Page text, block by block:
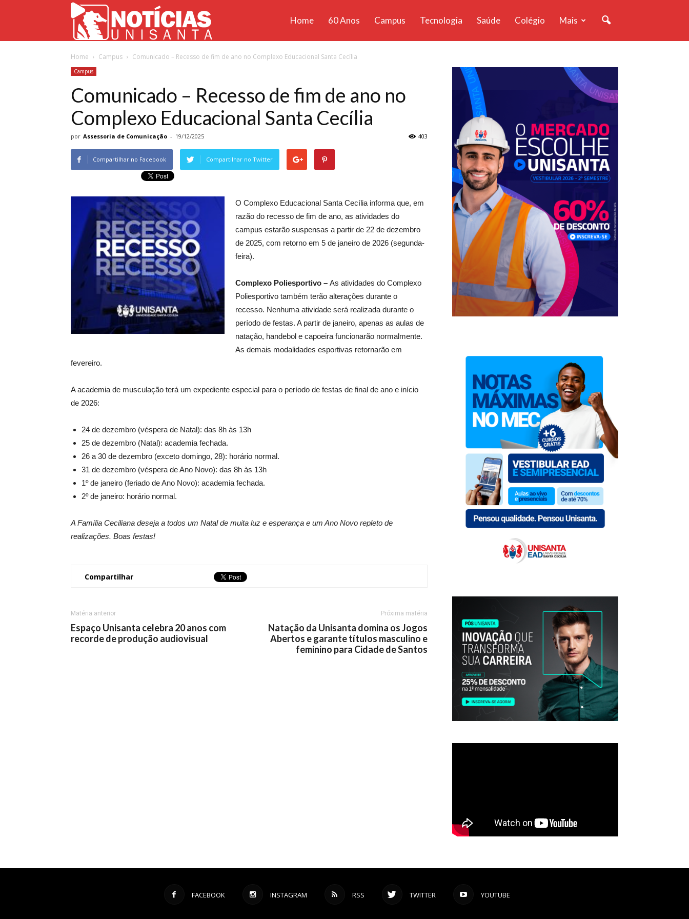
Unisanta
Home 60 Anos Campus Tecnologia Saúde Colégio Mais
Home Campus Comunicado – Recesso de fim de ano no Complexo Educacional Santa Cecília
Campus
Comunicado – Recesso de fim de ano no
Complexo Educacional Santa Cecília
por Assessoria de Comunicação - 19/12/2025 403
Compartilhar no Facebook Compartilhar no Twitter
O Complexo Educacional Santa Cecília informa que, em
razão do recesso de fim de ano, as atividades do
campus estarão suspensas a partir de 22 de dezembro
de 2025, com retorno em 5 de janeiro de 2026 (segunda-
feira).
Complexo Poliesportivo – As atividades do Complexo
Poliesportivo também terão alterações durante o
recesso. Nenhuma atividade será realizada durante o
período de festas. A partir de janeiro, apenas as aulas de
natação, handebol e capoeira funcionarão normalmente.
As demais modalidades esportivas retornarão em
fevereiro.
A academia de musculação terá um expediente especial para o período de festas de final de ano e início
de 2026:
24 de dezembro (véspera de Natal): das 8h às 13h
25 de dezembro (Natal): academia fechada.
26 a 30 de dezembro (exceto domingo, 28): horário normal.
31 de dezembro (véspera de Ano Novo): das 8h às 13h
1º de janeiro (feriado de Ano Novo): academia fechada.
2º de janeiro: horário normal.
A Família Ceciliana deseja a todos um Natal de muita luz e esperança e um Ano Novo repleto de
realizações. Boas festas!
Compartilhar
Matéria anterior
Espaço Unisanta celebra 20 anos com
recorde de produção audiovisual
Próxima matéria
Natação da Unisanta domina os Jogos
Abertos e garante títulos masculino e
feminino para Cidade de Santos
FACEBOOK INSTAGRAM RSS TWITTER YOUTUBE